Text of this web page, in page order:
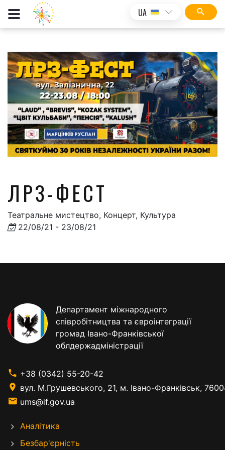
UA
ЛРЗ-ФЕСТ
Театральне мистецтво, Концерт, Культура
22/08/21 - 23/08/21
Департамент міжнародного
співробітництва та євроінтеграції
громад Івано-Франківської
облдержадміністрації
+38 (0342) 55-20-42
вул. М.Грушевського, 21, м. Івано-Франківськ,
ums@if.gov.ua
Аналітика
Безбар'єрність